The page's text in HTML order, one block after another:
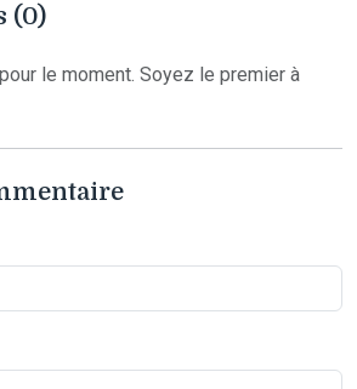
(0)
le moment. Soyez le premier à